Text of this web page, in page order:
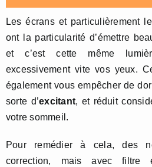
Les écrans et particulièrement
ont la particularité d’émettre
et c’est cette même
excessivement vite vos yeux.
également vous empêcher de
sorte d’excitant, et réduit
votre sommeil.
Pour remédier à cela, des
correction, mais avec filtre